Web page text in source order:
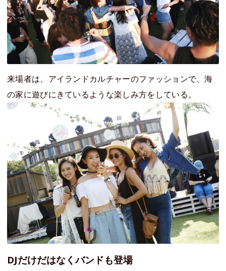
来場者は、アイランドカルチャーのファッションで、海
の家に遊びにきているような楽しみ方をしている。
DJだけだはなくバンドも登場